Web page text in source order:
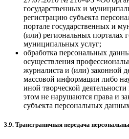
государственных и
регистрацию субъекта
портале государственных и
(или) региональных порталах
муниципальных услуг;
обработка персональных
осуществления
журналиста и (или) законной
массовой информации либо
иной творческой
этом не нарушаются права и
субъекта персональных
3.9. Трансграничная передача